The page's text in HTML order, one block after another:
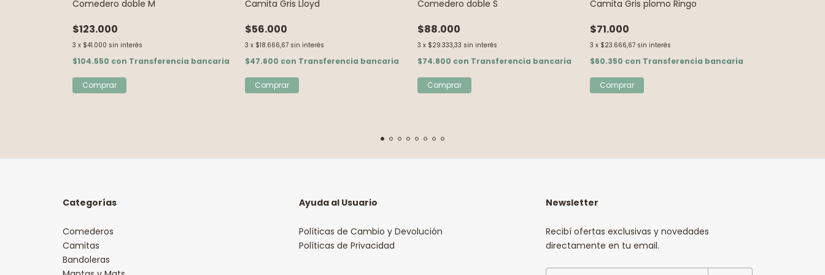
Comedero doble M
$123.000
3 x $41.000 sin interés
$104.550 con Transferencia bancaria
Camita Gris Lloyd
$56.000
3 x $18.666,67 sin interés
$47.600 con Transferencia bancaria
Comprar
Comedero doble S
$88.000
3 x $29.333,33 sin interés
$74.800 con Transferencia bancaria
Camita Gris plomo Ringo
$71.000
3 x $23.666,67 sin interés
$60.350 con Transferencia bancaria
Comprar
Categorías
Comederos
Camitas
Bandoleras
Ayuda al Usuario
Políticas de Cambio y Devolución
Políticas de Privacidad
Newsletter
Recibí ofertas exclusivas y novedades
directamente en tu email.